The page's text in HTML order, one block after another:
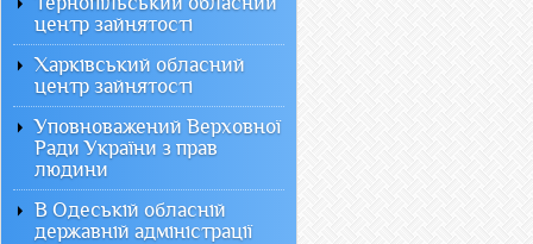
центр зайнятості
Харківський обласний
центр зайнятості
Уповноважений Верховної
Ради України з прав
людини
В Одеській обласній
державній адміністрації